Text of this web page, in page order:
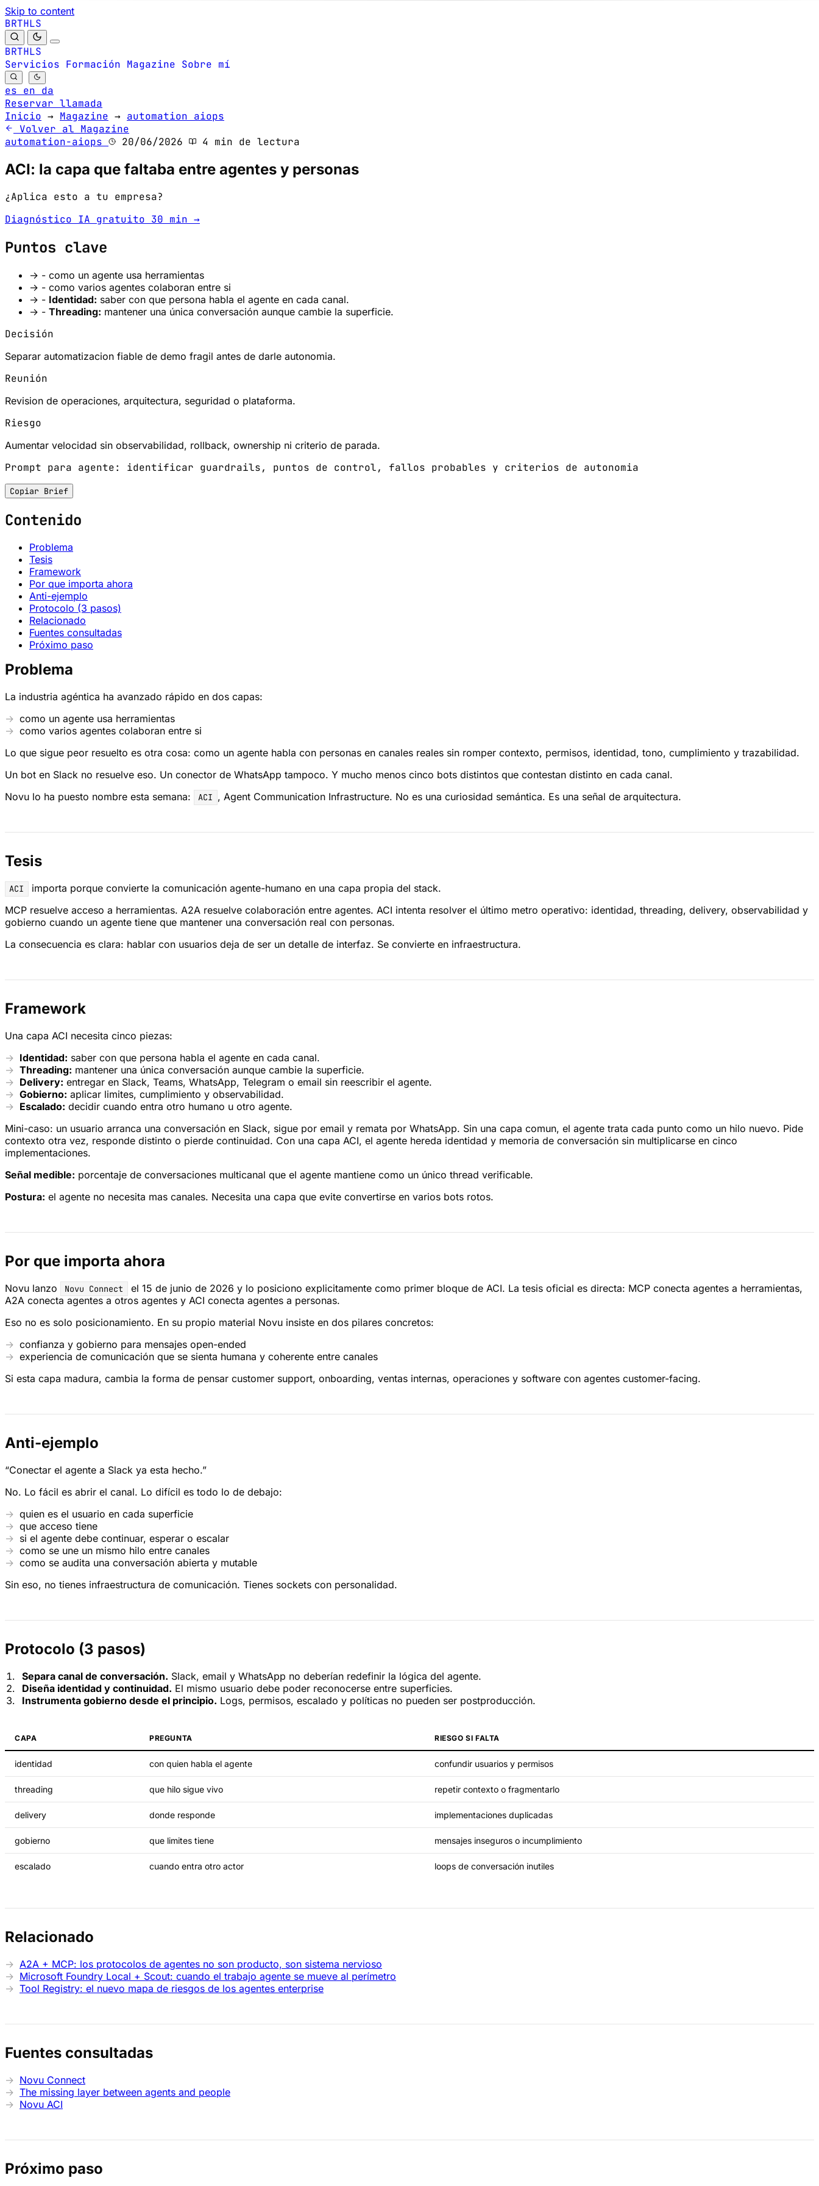
Skip to content
BRTHLS
BRTHLS
Servicios Formación Magazine Sobre mí
es en da
Reservar llamada
Inicio → Magazine → automation aiops
Volver al Magazine
automation-aiops
20/06/2026 4 min de lectura
ACI: la capa que faltaba entre agentes y personas
¿Aplica esto a tu empresa?
Diagnóstico IA gratuito 30 min →
Puntos clave
→ - como un agente usa herramientas
→ - como varios agentes colaboran entre si
→ - Identidad: saber con que persona habla el agente en cada canal.
→ - Threading: mantener una única conversación aunque cambie la superficie.
Decisión
Separar automatizacion fiable de demo fragil antes de darle autonomia.
Reunión
Revision de operaciones, arquitectura, seguridad o plataforma.
Riesgo
Aumentar velocidad sin observabilidad, rollback, ownership ni criterio de parada.
Prompt para agente: identificar guardrails, puntos de control, fallos probables y criterios de autonomia
Copiar Brief
Contenido
Problema
Tesis
Framework
Por que importa ahora
Anti-ejemplo
Protocolo (3 pasos)
Relacionado
Fuentes consultadas
Próximo paso
Problema
La industria agéntica ha avanzado rápido en dos capas:
como un agente usa herramientas
como varios agentes colaboran entre si
Lo que sigue peor resuelto es otra cosa: como un agente habla con personas en canales reales sin romper contexto, permisos, identidad, tono, cumplimiento y trazabilidad.
Un bot en Slack no resuelve eso. Un conector de WhatsApp tampoco. Y mucho menos cinco bots distintos que contestan distinto en cada canal.
Novu lo ha puesto nombre esta semana:
ACI , Agent Communication Infrastructure. No es una curiosidad semántica. Es una señal de arquitectura.
Tesis
ACI
importa porque convierte la comunicación agente-humano en una capa propia del stack.
MCP resuelve acceso a herramientas. A2A resuelve colaboración entre agentes. ACI intenta resolver el último metro operativo: identidad, threading, delivery, observabilidad y
gobierno cuando un agente tiene que mantener una conversación real con personas.
La consecuencia es clara: hablar con usuarios deja de ser un detalle de interfaz. Se convierte en infraestructura.
Framework
Una capa ACI necesita cinco piezas:
Identidad: saber con que persona habla el agente en cada canal.
Threading: mantener una única conversación aunque cambie la superficie.
Delivery: entregar en Slack, Teams, WhatsApp, Telegram o email sin reescribir el agente.
Gobierno: aplicar limites, cumplimiento y observabilidad.
Escalado: decidir cuando entra otro humano u otro agente.
Mini-caso: un usuario arranca una conversación en Slack, sigue por email y remata por WhatsApp. Sin una capa comun, el agente trata cada punto como un hilo nuevo. Pide
contexto otra vez, responde distinto o pierde continuidad. Con una capa ACI, el agente hereda identidad y memoria de conversación sin multiplicarse en cinco
implementaciones.
Señal medible: porcentaje de conversaciones multicanal que el agente mantiene como un único thread verificable.
Postura: el agente no necesita mas canales. Necesita una capa que evite convertirse en varios bots rotos.
Por que importa ahora
Novu lanzo Novu Connect
el 15 de junio de 2026 y lo posiciono explicitamente como primer bloque de ACI. La tesis oficial es directa: MCP conecta agentes a herramientas,
A2A conecta agentes a otros agentes y ACI conecta agentes a personas.
Eso no es solo posicionamiento. En su propio material Novu insiste en dos pilares concretos:
confianza y gobierno para mensajes open-ended
experiencia de comunicación que se sienta humana y coherente entre canales
Si esta capa madura, cambia la forma de pensar customer support, onboarding, ventas internas, operaciones y software con agentes customer-facing.
Anti-ejemplo
“Conectar el agente a Slack ya esta hecho.”
No. Lo fácil es abrir el canal. Lo difícil es todo lo de debajo:
quien es el usuario en cada superficie
que acceso tiene
si el agente debe continuar, esperar o escalar
como se une un mismo hilo entre canales
como se audita una conversación abierta y mutable
Sin eso, no tienes infraestructura de comunicación. Tienes sockets con personalidad.
Protocolo (3 pasos)
Separa canal de conversación. Slack, email y WhatsApp no deberían redefinir la lógica del agente.
Diseña identidad y continuidad. El mismo usuario debe poder reconocerse entre superficies.
Instrumenta gobierno desde el principio. Logs, permisos, escalado y políticas no pueden ser postproducción.
CAPA PREGUNTA RIESGO SI FALTA
identidad con quien habla el agente confundir usuarios y permisos
threading que hilo sigue vivo repetir contexto o fragmentarlo
delivery donde responde implementaciones duplicadas
gobierno que limites tiene mensajes inseguros o incumplimiento
escalado cuando entra otro actor loops de conversación inutiles
Relacionado
A2A + MCP: los protocolos de agentes no son producto, son sistema nervioso
Microsoft Foundry Local + Scout: cuando el trabajo agente se mueve al perímetro
Tool Registry: el nuevo mapa de riesgos de los agentes enterprise
Fuentes consultadas
Novu Connect
The missing layer between agents and people
Novu ACI
Próximo paso